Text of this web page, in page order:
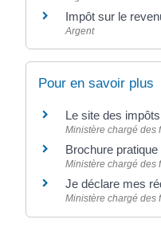
Impôt sur le
Argent
Pour en savoir plus
Le site des impôts
Ministère chargé des
Brochure
Ministère chargé des
Je déclare mes
Ministère chargé des